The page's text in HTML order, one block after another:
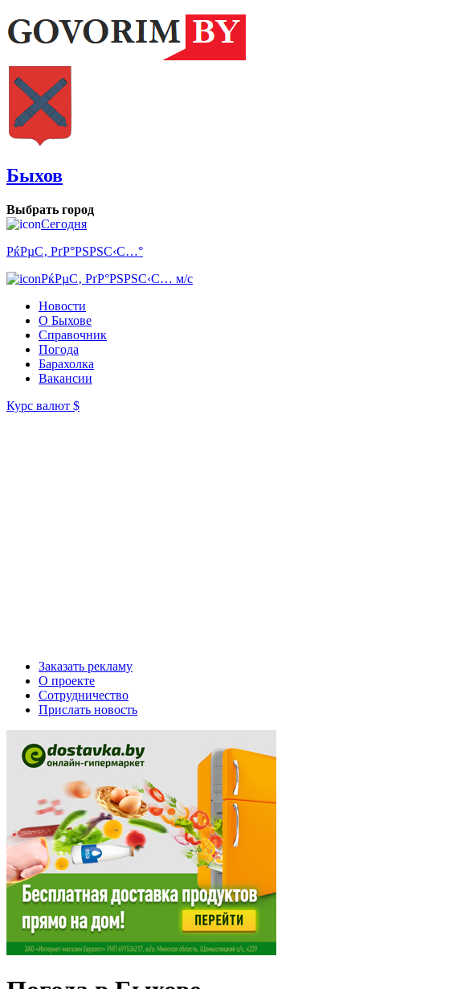
Быхов
Выбрать город
Сегодня
РќРµС‚ РґР°РЅРЅС‹С…°
РќРµС‚ РґР°РЅРЅС‹С… м/с
Новости
О Быхове
Справочник
Погода
Барахолка
Вакансии
Курс валют $
Заказать рекламу
О проекте
Сотрудничество
Прислать новость